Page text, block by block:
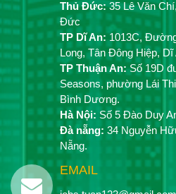
Thủ Đức:35 Lê Văn
Đức
TP Dĩ An: 1013C,
Long, Tân Đông Hiệp,
TP Thuận An:Số 19D
Seasons, phường Lái
Bình Dương.
Hà Nội: Số 5 Đào Duy
Đà nẵng: 34 Nguyễn
Nẵng.
EMAIL